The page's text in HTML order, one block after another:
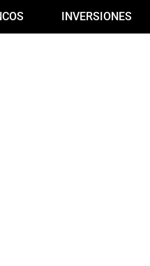
INVERSIONES